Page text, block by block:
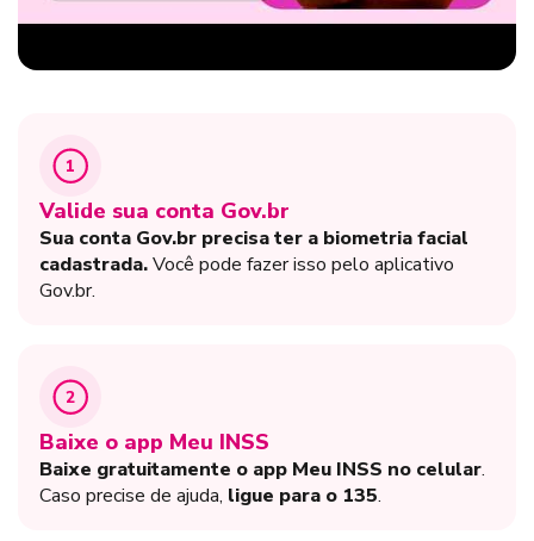
1
Valide sua conta Gov.br
Sua conta Gov.br precisa ter a biometria facial
cadastrada.Você pode fazer isso pelo aplicativo
Gov.br.
2
Baixe o app Meu INSS
Baixe gratuitamente o app Meu INSS no celular.
Caso precise de ajuda, ligue para o 135.